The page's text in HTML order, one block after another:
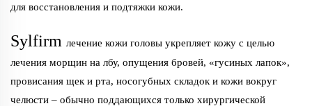
для восстановления и подтяжки кожи.
Sylfirm лечение кожи головы укрепляет кожу с целью
лечения морщин на лбу, опущения бровей, «гусиных лапок»,
провисания щек и рта, носогубных складок и кожи вокруг
челюсти – обычно поддающихся только хирургической